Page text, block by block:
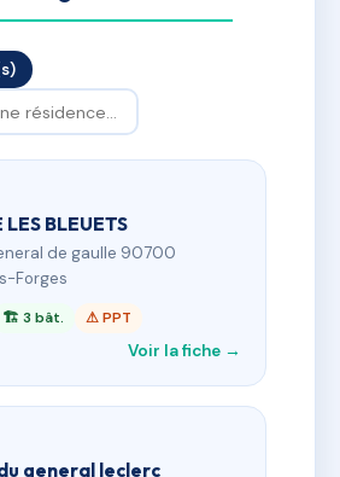
LES BLEUETS
de gaulle 90700
Forges
🏗 3 bât. ⚠ PPT
Voir la fiche →
general leclerc